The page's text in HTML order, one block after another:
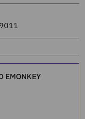
EMONKEY